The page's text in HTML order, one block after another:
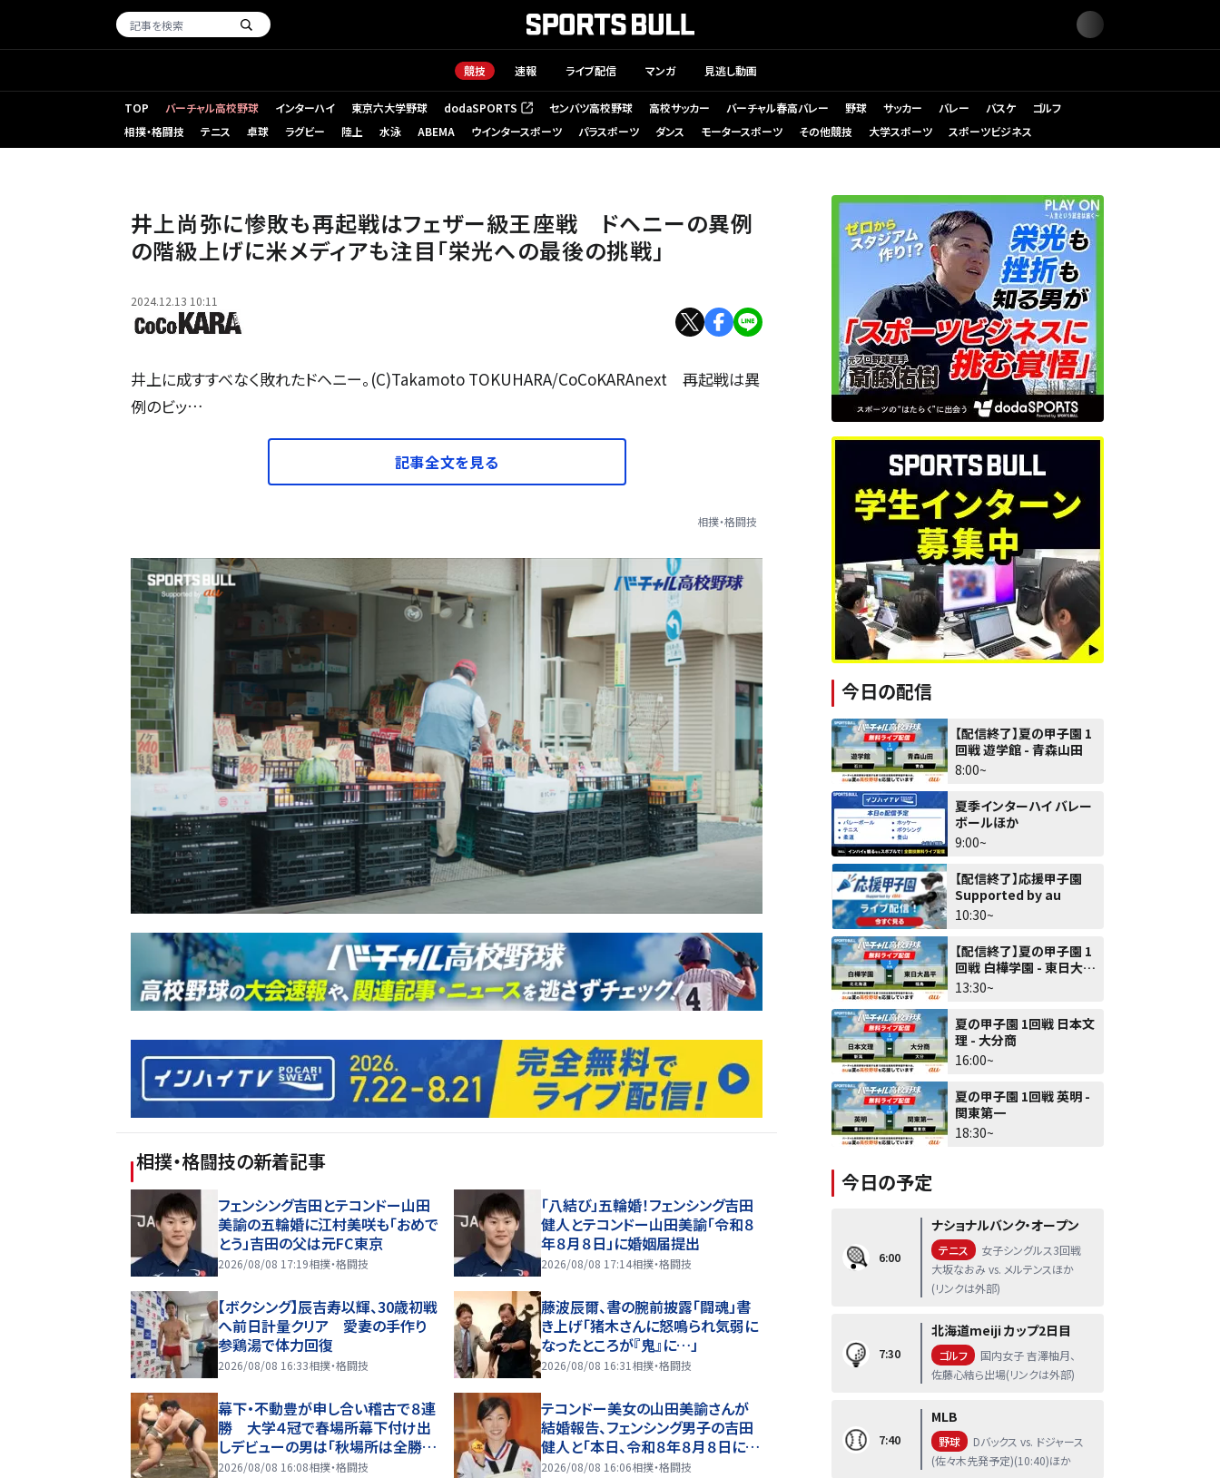
競技 速報 ライブ配信 マンガ 見逃し動画
TOP バーチャル高校野球 インターハイ 東京六大学野球 dodaSPORTS
（新しいタブで開く） センバツ高校野球 高校サッカー バーチャル春高バレー 野球 サッカー バレー バスケ
ゴルフ
相撲・格闘技
テニス 卓球 ラグビー 陸上 水泳 ABEMA ウインタースポーツ パラスポーツ ダンス モータースポーツ その他競技 大学スポーツ スポーツビジネス
井上尚弥に惨敗も再起戦はフェザー級王座戦 ドヘニーの異例
の階級上げに米メディアも注目「栄光への最後の挑戦」
2024.12.13 10:11
井上に成すすべなく敗れたドヘニー。(C)Takamoto TOKUHARA/CoCoKARAnext 再起戦は異
例のビッ…
記事全文を見る
相撲・格闘技
相撲・格闘技の新着記事
フェンシング吉田とテコンドー山田
美諭の五輪婚に江村美咲も「おめで
とう」吉田の父は元FC東京
2026/08/08 17:19相撲・格闘技
「八結び」五輪婚！フェンシング吉田
健人とテコンドー山田美諭「令和８
年８月８日」に婚姻届提出
2026/08/08 17:14相撲・格闘技
【ボクシング】辰吉寿以輝、30歳初戦
へ前日計量クリア 愛妻の手作り
参鶏湯で体力回復
2026/08/08 16:33相撲・格闘技
藤波辰爾、書の腕前披露「闘魂」書
き上げ「猪木さんに怒鳴られ気弱に
なったところが『鬼』に…」
2026/08/08 16:31 相撲・格闘技
幕下・不動豊が申し合い稽古で８連
勝 大学４冠で春場所幕下付け出
しデビューの男は「秋場所は全勝し
たい」
2026/08/08 16:08相撲・格闘技
テコンドー美女の山田美諭さんが
結婚報告、フェンシング男子の吉田
健人と「本日、令和８年８月８日に入
籍しました」 今年６月に現役引
2026/08/08 16:06相撲・格闘技
今日の配信
【配信終了】夏の甲子園 1
回戦 遊学館 - 青森山田
8:00~
夏季インターハイ バレー
ボールほか
9:00~
【配信終了】応援甲子園
Supported by au
10:30~
【配信終了】夏の甲子園 1
回戦 白樺学園 - 東日大昌
平
13:30~
夏の甲子園 1回戦 日本文
理 - 大分商
16:00~
夏の甲子園 1回戦 英明 -
関東第一
18:30~
今日の予定
6:00
ナショナルバンク・オープン
テニス
女子シングルス3回戦
大坂なおみ vs. メルテンスほか
(リンクは外部)
7:30
北海道meiji カップ2日目
ゴルフ
国内女子 吉澤柚月、
佐藤心結ら出場(リンクは外部)
7:40
MLB
野球
Dバックス vs. ドジャース
(佐々木先発予定)(10:40)ほか